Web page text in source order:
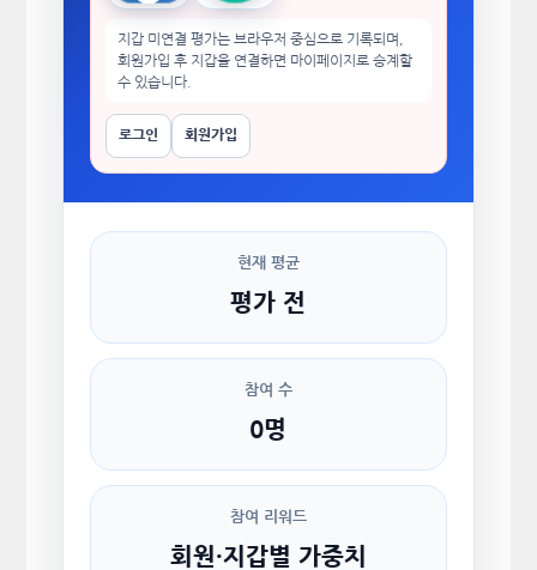
지갑 미연결 평가는 브라우저 중심으로 기록되며,
회원가입 후 지갑을 연결하면 마이페이지로 승계할
수 있습니다.
로그인 회원가입
현재 평균
평가 전
참여 수
0명
참여 리워드
회원·지갑별 가중치